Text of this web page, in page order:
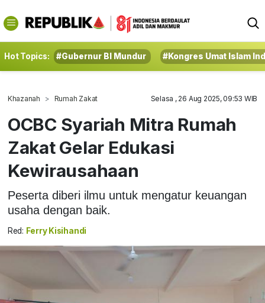
Hot Topics: #Gubernur BI Mundur #Kongres Umat Islam
Khazanah Rumah Zakat Selasa , 26 Aug 2025, 09:53 WIB
OCBC Syariah Mitra Rumah
Zakat Gelar Edukasi
Kewirausahaan
Peserta diberi ilmu untuk mengatur keuangan
usaha dengan baik.
Red: Ferry Kisihandi